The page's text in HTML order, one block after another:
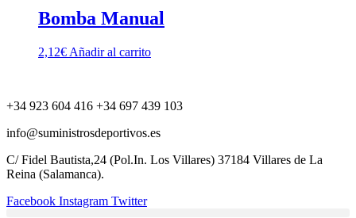
Bomba Manual
2,12€ Añadir al carrito
+34 923 604 416 +34 697 439 103
info@suministrosdeportivos.es
C/ Fidel Bautista,24 (Pol.In. Los Villares) 37184 Villares de La
Reina (Salamanca).
Facebook Instagram Twitter